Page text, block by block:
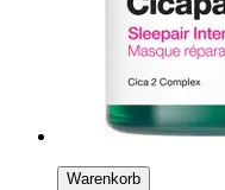
Warenkorb